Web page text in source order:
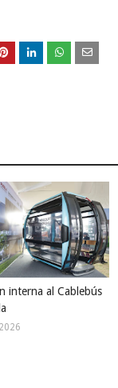
interna al Cablebús